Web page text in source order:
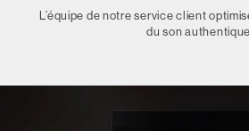
L’équipe de notre service client
du son